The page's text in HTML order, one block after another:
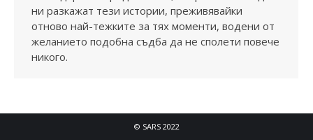
ни разкажат тези истории, преживявайки
отново най-тежките за тях моменти, водени от
желанието подобна съдба да не сполети повече
никого.
© SARS 2022